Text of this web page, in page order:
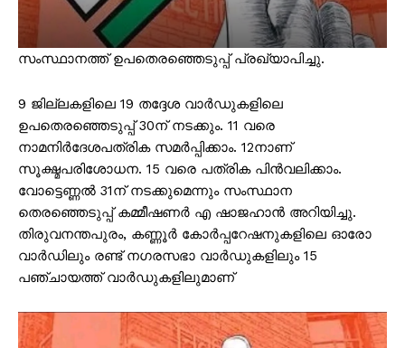
സംസ്ഥാനത്ത് ഉപതെരഞ്ഞെടുപ്പ് പ്രഖ്യാപിച്ചു.
9 ജില്ലകളിലെ 19 തദ്ദേശ വാർഡുകളിലെ
ഉപതെരഞ്ഞെടുപ്പ് 30ന് നടക്കും. 11 വരെ
നാമനിർദേശപത്രിക സമർപ്പിക്കാം. 12നാണ്
സൂക്ഷ്മപരിശോധന. 15 വരെ പത്രിക പിൻവലിക്കാം.
വോട്ടെണ്ണൽ 31ന് നടക്കുമെന്നും സംസ്ഥാന
തെരഞ്ഞെടുപ്പ് കമ്മീഷണർ എ ഷാജഹാൻ അറിയിച്ചു.
തിരുവനന്തപുരം, കണ്ണൂർ കോർപ്പറേഷനുകളിലെ ഓരോ
വാർഡിലും രണ്ട് നഗരസഭാ വാർഡുകളിലും 15
പഞ്ചായത്ത് വാർഡുകളിലുമാണ്